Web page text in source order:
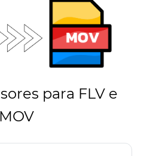
para FLV e
MOV